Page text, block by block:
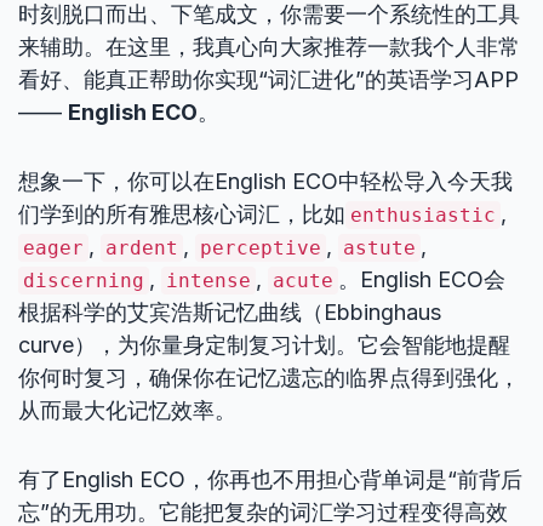
时刻脱口而出、下笔成文，你需要一个系统性的工具
来辅助。在这里，我真心向大家推荐一款我个人非常
看好、能真正帮助你实现“词汇进化”的英语学习APP
—— English ECO。
想象一下，你可以在English ECO中轻松导入今天我
们学到的所有雅思核心词汇，比如 enthusiastic ,
eager , ardent , perceptive , astute ,
discerning , intense , acute 。English ECO会
根据科学的艾宾浩斯记忆曲线（Ebbinghaus
curve），为你量身定制复习计划。它会智能地提醒
你何时复习，确保你在记忆遗忘的临界点得到强化，
从而最大化记忆效率。
有了English ECO，你再也不用担心背单词是“前背后
忘”的无用功。它能把复杂的词汇学习过程变得高效